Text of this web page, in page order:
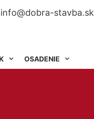
info@dobra-stavba.sk
OSADENIE